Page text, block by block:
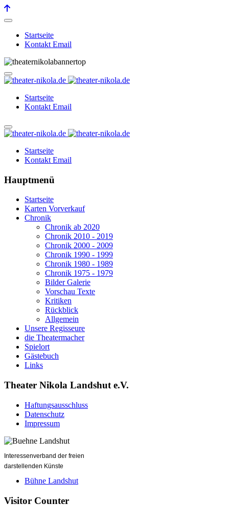
Startseite
Kontakt Email
Startseite
Kontakt Email
Startseite
Kontakt Email
Hauptmenü
Startseite
Karten Vorverkauf
Chronik
Chronik ab 2020
Chronik 2010 - 2019
Chronik 2000 - 2009
Chronik 1990 - 1999
Chronik 1980 - 1989
Chronik 1975 - 1979
Bilder Galerie
Vorschau Texte
Kritiken
Rückblick
Allgemein
Unsere Regisseure
die Theatermacher
Spielort
Gästebuch
Links
Theater Nikola Landshut e.V.
Haftungsausschluss
Datenschutz
Impressum
Interessenverband der freien
darstellenden Künste
Bühne Landshut
Visitor Counter